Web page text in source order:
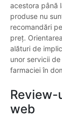
acestora până
produse nu
recomandări
preț.
alături de
unor servicii
farmaciei în
Review-
web